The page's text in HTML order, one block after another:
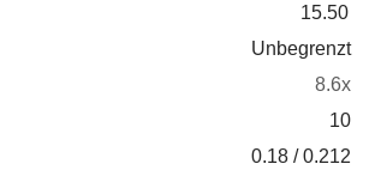
15.50
Unbegrenzt
8.6x
10
0.18 / 0.212